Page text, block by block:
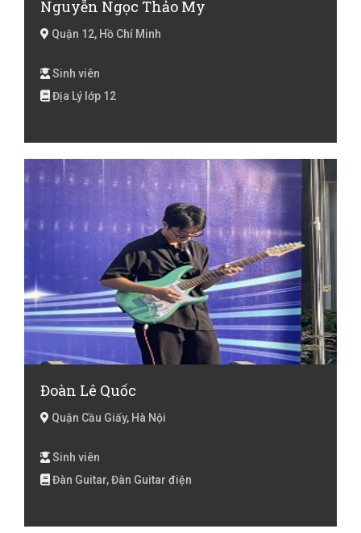
Nguyễn Ngọc Thảo My
Quận 12, Hồ Chí Minh
Sinh viên
Địa Lý lớp 12
Đoàn Lê Quốc
Quận Cầu Giấy, Hà Nội
Sinh viên
Đàn Guitar, Đàn Guitar điện